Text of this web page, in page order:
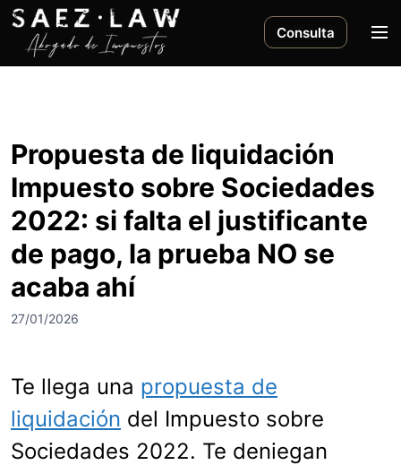
Consulta
M
Propuesta de liquidación
Impuesto sobre Sociedades
2022: si falta el justificante
de pago, la prueba NO se
acaba ahí
27/01/2026
Te llega una propuesta de
liquidación del Impuesto sobre
Sociedades 2022. Te deniegan